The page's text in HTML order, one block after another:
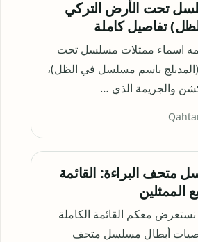
تحت الأرض التركي
اسماء ممثلات مسلسل تحت
باسم مسلسل في الظل)،
والجريمة الذي …
متحف البراءة: القائمة
الممثلين
معكم القائمة الكاملة
أبطال مسلسل متحف